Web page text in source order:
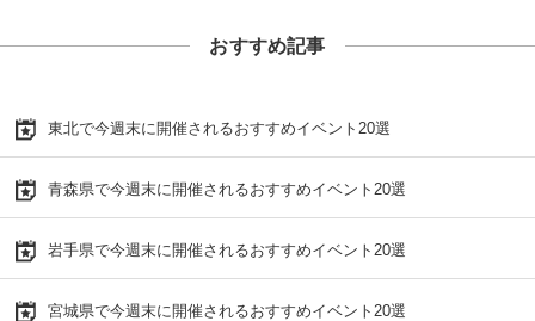
おすすめ記事
東北で今週末に開催されるおすすめイベント20選
青森県で今週末に開催されるおすすめイベント20選
岩手県で今週末に開催されるおすすめイベント20選
宮城県で今週末に開催されるおすすめイベント20選